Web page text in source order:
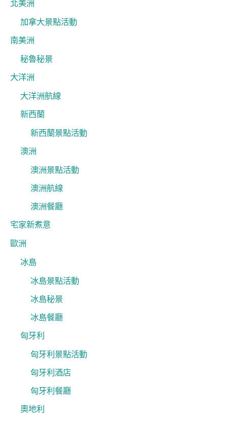
北美洲
加拿大景點活動
南美洲
秘魯秘景
大洋洲
大洋洲航線
新西蘭
新西蘭景點活動
澳洲
澳洲景點活動
澳洲航線
澳洲餐廳
宅家新煮意
歐洲
冰島
冰島景點活動
冰島秘景
冰島餐廳
匈牙利
匈牙利景點活動
匈牙利酒店
匈牙利餐廳
奧地利